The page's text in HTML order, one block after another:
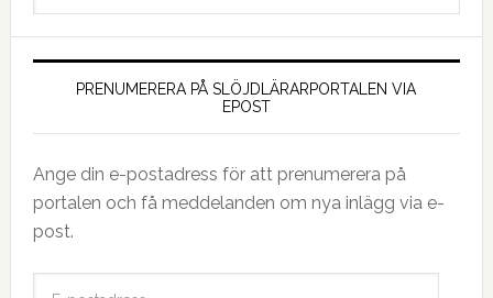
PRENUMERERA PÅ SLÖJDLÄRARPORTALEN VIA
EPOST
Ange din e-postadress för att prenumerera på
portalen och få meddelanden om nya inlägg via e-
post.